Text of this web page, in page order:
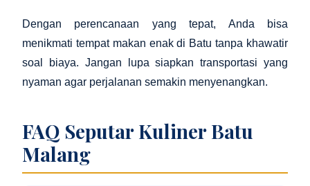
Dengan perencanaan yang tepat, Anda bisa
menikmati tempat makan enak di Batu tanpa khawatir
soal biaya. Jangan lupa siapkan transportasi yang
nyaman agar perjalanan semakin menyenangkan.
FAQ Seputar Kuliner Batu
Malang